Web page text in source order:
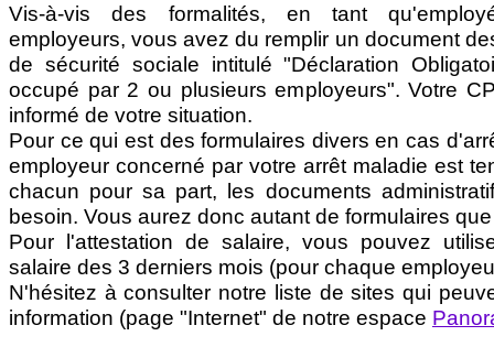
Vis-à-vis des formalités, en tant
employeurs, vous avez du remplir un document
de sécurité sociale intitulé "Déclaration
occupé par 2 ou plusieurs employeurs". Votre
informé de votre situation.
Pour ce qui est des formulaires divers en cas
employeur concerné par votre arrêt maladie est
chacun pour sa part, les documents
besoin. Vous aurez donc autant de formulaires
Pour l'attestation de salaire, vous pouvez
salaire des 3 derniers mois (pour chaque
N'hésitez à consulter notre liste de sites qui
information (page "Internet" de notre espace